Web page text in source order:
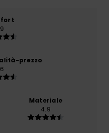
prezzo
Materiale
4.9